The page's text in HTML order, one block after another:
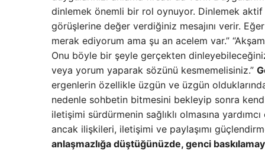
dinlemek önemli bir rol oynuyor. Dinlemek
görüşlerine değer verdiğiniz mesajını verir.
merak ediyorum ama şu an acelem var.”
Onu böyle bir şeyle gerçekten
veya yorum yaparak sözünü kesmemelisiniz.”
ergenlerin özellikle üzgün ve üzgün
nedenle sohbetin bitmesini bekleyip sonra
iletişimi sürdürmenin sağlıklı olmasına
ancak ilişkileri, iletişimi ve paylaşımı
anlaşmazlığa düştüğünüzde, genci